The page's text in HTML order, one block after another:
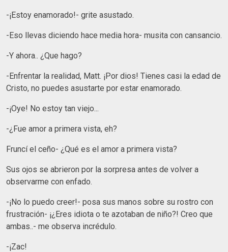
-¡Estoy enamorado!- grite asustado.
-Eso llevas diciendo hace media hora- musita con cansancio.
-Y ahora.. ¿Que hago?
-Enfrentar la realidad, Matt. ¡Por dios! Tienes casi la edad de
Cristo, no puedes asustarte por estar enamorado.
-¡Oye! No estoy tan viejo...
-¿Fue amor a primera vista, eh?
Fruncí el ceño- ¿Qué es el amor a primera vista?
Sus ojos se abrieron por la sorpresa antes de volver a
observarme con enfado.
-¡No lo puedo creer!- posa sus manos sobre su rostro con
frustración- ¡¿Eres idiota o te azotaban de niño?! Creo que
ambas..- me observa incrédulo.
-¡Zac!